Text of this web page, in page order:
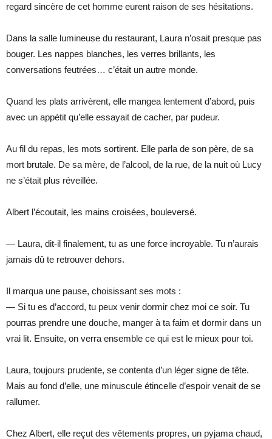
regard sincère de cet homme eurent raison de ses hésitations.
Dans la salle lumineuse du restaurant, Laura n’osait presque pas
bouger. Les nappes blanches, les verres brillants, les
conversations feutrées… c’était un autre monde.
Quand les plats arrivèrent, elle mangea lentement d’abord, puis
avec un appétit qu’elle essayait de cacher, par pudeur.
Au fil du repas, les mots sortirent. Elle parla de son père, de sa
mort brutale. De sa mère, de l’alcool, de la rue, de la nuit où Lucy
ne s’était plus réveillée.
Albert l’écoutait, les mains croisées, bouleversé.
— Laura, dit-il finalement, tu as une force incroyable. Tu n’aurais
jamais dû te retrouver dehors.
Il marqua une pause, choisissant ses mots :
— Si tu es d’accord, tu peux venir dormir chez moi ce soir. Tu
pourras prendre une douche, manger à ta faim et dormir dans un
vrai lit. Ensuite, on verra ensemble ce qui est le mieux pour toi.
Laura, toujours prudente, se contenta d’un léger signe de tête.
Mais au fond d’elle, une minuscule étincelle d’espoir venait de se
rallumer.
Chez Albert, elle reçut des vêtements propres, un pyjama chaud,